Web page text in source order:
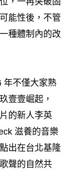
能性後，不管
種體制內的改
年不僅大家熟
壹壹崛起，
的新人李英
滋養的音樂
出在台北基隆
聲的自然共